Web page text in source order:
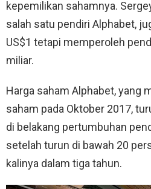
kepemilikan sahamnya.
salah satu pendiri Alphabet,
US$1 tetapi memperoleh
miliar.
Harga saham Alphabet, yang
saham pada Oktober 2017,
di belakang pertumbuhan
setelah turun di bawah 20
kalinya dalam tiga tahun.